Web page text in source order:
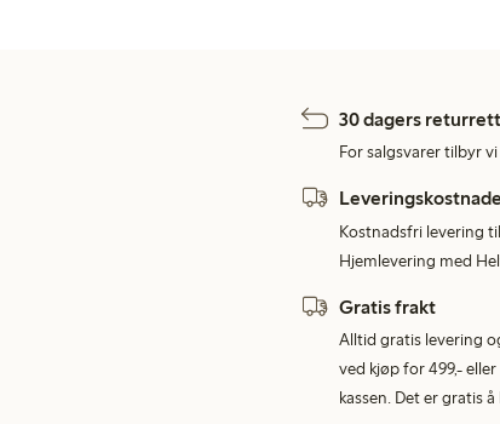
30 dagers returrett
For salgsvarer tilbyr
Kostnadsfri levering
Hjemlevering med
Gratis frakt
Alltid gratis levering
ved kjøp for 499,-
kassen. Det er gratis